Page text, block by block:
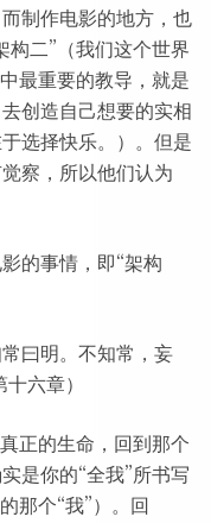
制作电影的地方，也
构二”（我们这个世界
最重要的教导，就是
创造自己想要的实相
选择快乐。）。但是
察，所以他们认为
的事情，即“架构
曰明。不知常，妄
六章）
正的生命，回到那个
是你的“全我”所书写
那个“我”）。回